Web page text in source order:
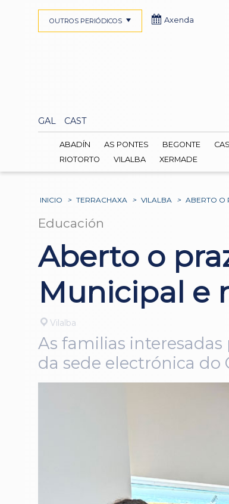
GAL CAST
OUTROS PERIÓDICOS Axenda
ABADÍN AS PONTES BEGONTE
RIOTORTO
VILALBA XERMADE
INICIO > TERRACHAXA > VILALBA > ABERTO O
Educación
Aberto o
Municipal e
Vilalba
As familias
da sede electrónica do